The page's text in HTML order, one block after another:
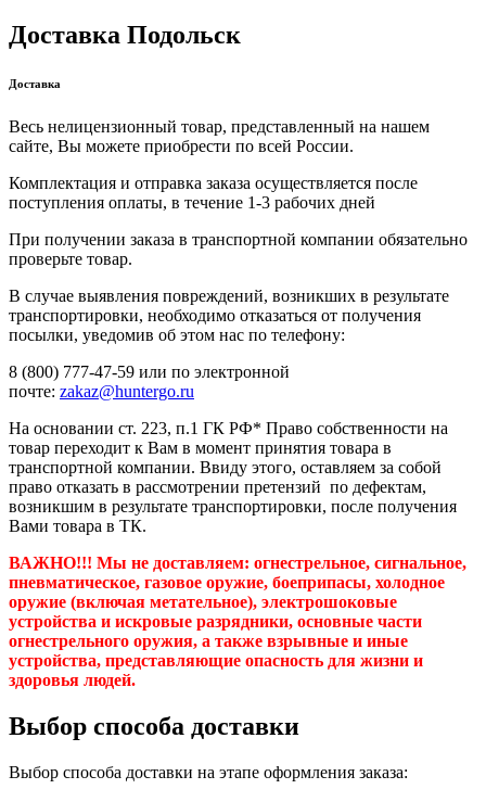
Доставка Подольск
Доставка
Весь нелицензионный товар, представленный на нашем
сайте, Вы можете приобрести по всей России.
Комплектация и отправка заказа осуществляется после
поступления оплаты, в течение 1-3 рабочих дней
При получении заказа в транспортной компании обязательно
проверьте товар.
В случае выявления повреждений, возникших в результате
транспортировки, необходимо отказаться от получения
посылки, уведомив об этом нас по телефону:
8 (800) 777-47-59 или по электронной
почте: zakaz@huntergo.ru
На основании ст. 223, п.1 ГК РФ* Право собственности на
товар переходит к Вам в момент принятия товара в
транспортной компании. Ввиду этого, оставляем за собой
право отказать в рассмотрении претензий по дефектам,
возникшим в результате транспортировки, после получения
Вами товара в ТК.
ВАЖНО!!! Мы не доставляем: огнестрельное, сигнальное,
пневматическое, газовое оружие, боеприпасы, холодное
оружие (включая метательное), электрошоковые
устройства и искровые разрядники, основные части
огнестрельного оружия, а также взрывные и иные
устройства, представляющие опасность для жизни и
здоровья людей.
Выбор способа доставки
Выбор способа доставки на этапе оформления заказа: